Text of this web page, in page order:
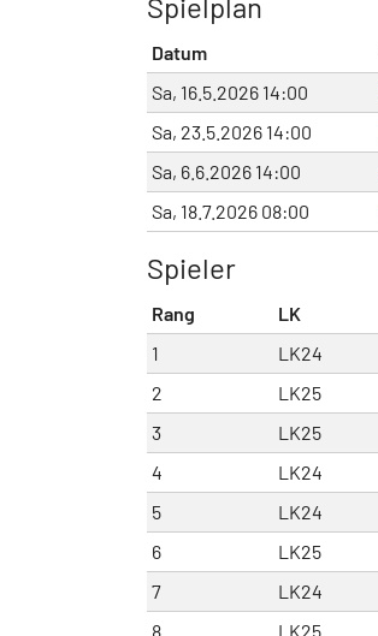
Datum
Sa, 16.5.2026 14:00
Sa, 23.5.2026 14:00
Sa, 6.6.2026 14:00
Sa, 18.7.2026 08:00
Spieler
Rang LK
1
LK24
2
LK25
3
LK25
4
LK24
5
LK24
6
LK25
7
LK24
8
LK25